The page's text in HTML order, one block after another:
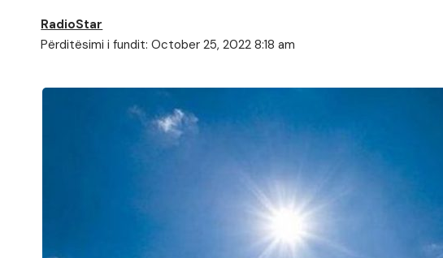
Përditësimi i fundit: October 25, 2022 8:18 am
RadioStar